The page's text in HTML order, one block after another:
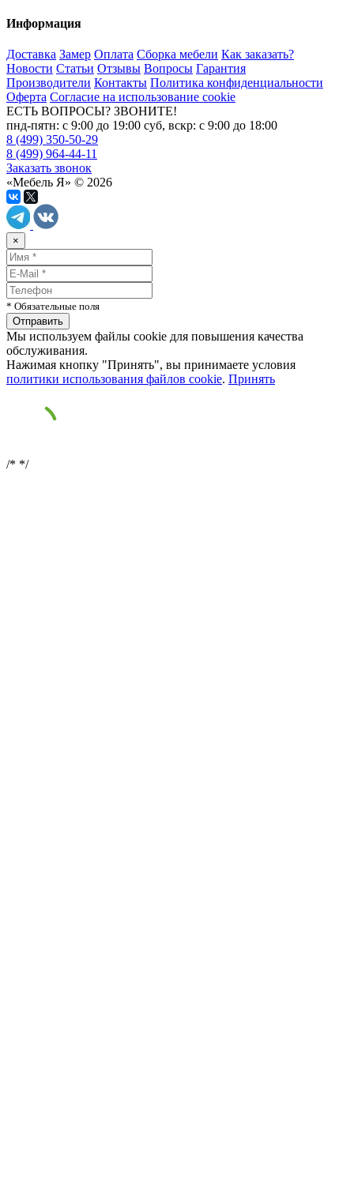
Информация
Доставка Замер Оплата Сборка мебели Как заказать?
Новости Статьи Отзывы Вопросы Гарантия
Производители Контакты Политика конфиденциальности
Оферта Согласие на использование cookie
ЕСТЬ ВОПРОСЫ? ЗВОНИТЕ!
пнд-пятн: с 9:00 до 19:00 суб, вскр: с 9:00 до 18:00
8 (499) 350-50-29
8 (499) 964-44-11
Заказать звонок
«Мебель Я» © 2026
×
* Обязательные поля
Мы используем файлы cookie для повышения качества
обслуживания.
Нажимая кнопку "Принять", вы принимаете условия
политики использования файлов cookie. Принять
/* */